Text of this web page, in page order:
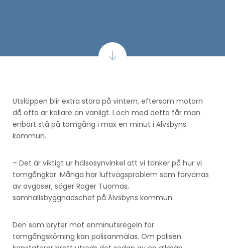
Utsläppen blir extra stora på vintern, eftersom motorn
då ofta är kallare än vanligt. I och med detta får man
enbart stå på tomgång i max en minut i Älvsbyns
kommun.
– Det är viktigt ur hälsosynvinkel att vi tänker på hur vi
tomgångkör. Många har luftvägsproblem som förvärras
av avgaser, säger Roger Tuomas,
samhällsbyggnadschef på Älvsbyns kommun.
Den som bryter mot enminutsregeln för
tomgångskörning kan polisanmälas. Om polisen